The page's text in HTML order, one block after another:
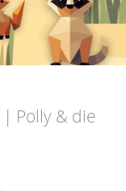
| Polly & die